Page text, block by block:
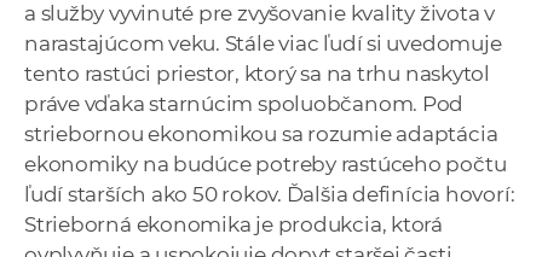
a služby vyvinuté pre zvyšovanie kvality života v
narastajúcom veku. Stále viac ľudí si uvedomuje
tento rastúci priestor, ktorý sa na trhu naskytol
práve vďaka starnúcim spoluobčanom. Pod
striebornou ekonomikou sa rozumie adaptácia
ekonomiky na budúce potreby rastúceho počtu
ľudí starších ako 50 rokov. Ďalšia definícia hovorí:
Strieborná ekonomika je produkcia, ktorá